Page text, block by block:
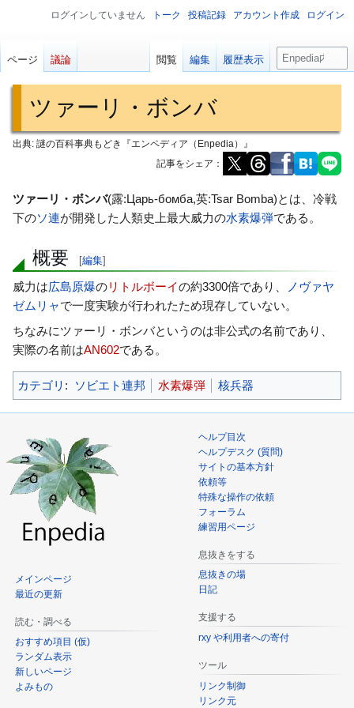
ツァーリ・ボンバ
出典: 謎の百科事典もどき『エンペディア（Enpedia）』
記事をシェア：
ナ
ビ
シ
ョ
ン
に
移
動
検
索
動
ツァーリ・ボンバ(露:Царь-бомба,英:Tsar Bomba)とは、冷戦
下のソ連が開発した人類史上最大威力の水素爆弾である。
概要 [編集]
威力は広島原爆のリトルボーイの約3300倍であり、
ノヴァヤ
ゼムリャで一度実験が行われたため現存していない。
ちなみにツァーリ・ボンバというのは非公式の名前であり、
実際の名前はAN602である。
カテゴリ : ソビエト連邦 水素爆弾 核兵器
ログインしていません トーク 投稿記録 アカウント作成 ログイン
ページ 議論 閲覧 編集 履歴表示
検
索
メインページ
最近の更新
読む・調べる
おすすめ項目 (仮)
ランダム表示
新しいページ
よみもの
ヘルプ目次
ヘルプデスク (質問)
サイトの基本方針
依頼等
特殊な操作の依頼
フォーラム
練習用ページ
息抜きをする
息抜きの場
日記
支援する
rxy や利用者への寄付
ツール
リンク制御
リンク元